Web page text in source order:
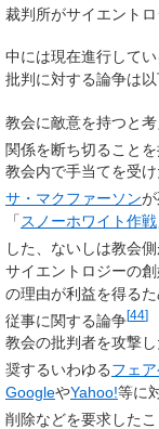
裁判所がサイエント
中には現在進行して
批判に対する論争は以
教会に敵意を持つと
関係を断ち切ること
教会内で手当てを受
サ・マクファーソン
「 スノーホワイト作戦
した、ないしは教会
サイエントロジーの
の理由が利益を得る
従事に関する論争[44]
教会の批判者を攻撃
奨するいわゆるフェ
GoogleやYahoo!等に
削除などを要求した